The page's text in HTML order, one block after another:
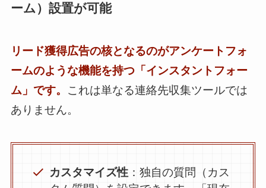
ーム）設置が可能
リード獲得広告の核となるのがアンケートフォ
ームのような機能を持つ「インスタントフォー
ム」です。 これは単なる連絡先収集ツールでは
ありません。
カスタマイズ性 ：独自の質問（カス